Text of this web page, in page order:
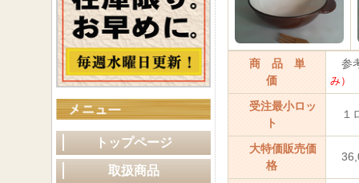
商 品 単
価
参
み）
受注最小ロッ
ト
１
大特価販売価
格
トップページ
取扱商品